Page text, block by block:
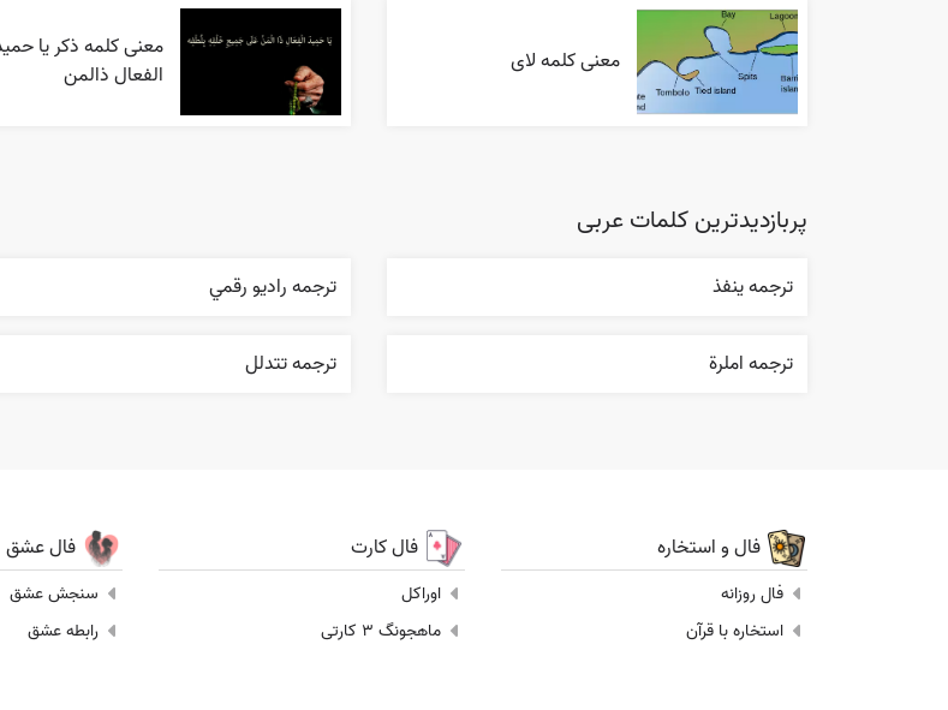
معنی کلمه لای
معنی کلمه ذکر یا
الفعال ذالمن
پربازدیدترین کلمات عربی
ترجمه ينفذ ترجمه راديو رقمي
ترجمه املرة ترجمه تتدلل
فال و استخاره
فال روزانه
استخاره با قرآن
فال کارت
اوراکل
ماهجونگ 3 کارتی
فال عشق
سنجش عشق
رابطه عشق